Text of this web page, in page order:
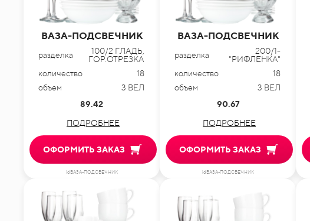
ВАЗА-ПОДСВЕЧНИК
разделка
100/2 ГЛАДЬ,
ГОР.ОТРЕЗКА
количество
18
объем
3 ВЕЛ
89.42
ПОДРОБНЕЕ
ОФОРМИТЬ ЗАКАЗ
idВАЗА-ПОДСВЕЧНИК
ВАЗА-ПОДСВЕЧНИК
разделка
200/1-
"РИФЛЕНКА"
количество
18
объем
3 ВЕЛ
90.67
ПОДРОБНЕЕ
ОФОРМИТЬ ЗАКАЗ
idВАЗА-ПОДСВЕЧНИК